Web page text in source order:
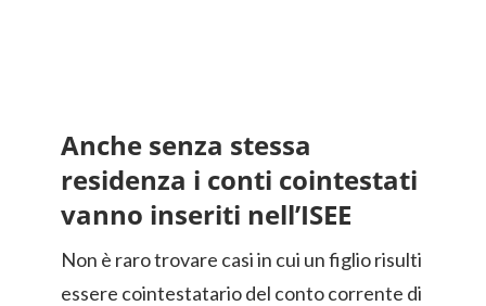
Anche senza stessa
residenza i conti cointestati
vanno inseriti nell’ISEE
Non è raro trovare casi in cui un figlio risulti
essere cointestatario del conto corrente di